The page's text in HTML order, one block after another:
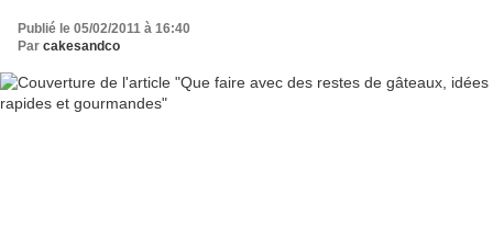
Publié le 05/02/2011 à 16:40
Par cakesandco